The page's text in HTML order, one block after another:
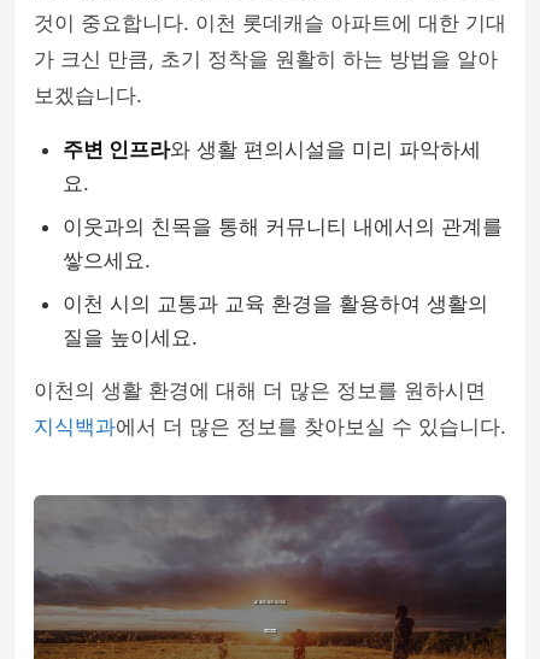
것이 중요합니다. 이천 롯데캐슬 아파트에 대한 기대
가 크신 만큼, 초기 정착을 원활히 하는 방법을 알아
보겠습니다.
주변 인프라와 생활 편의시설을 미리 파악하세
요.
이웃과의 친목을 통해 커뮤니티 내에서의 관계를
쌓으세요.
이천 시의 교통과 교육 환경을 활용하여 생활의
질을 높이세요.
이천의 생활 환경에 대해 더 많은 정보를 원하시면
지식백과에서 더 많은 정보를 찾아보실 수 있습니다.